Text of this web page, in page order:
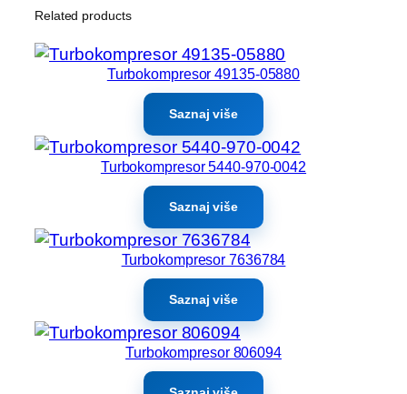
Related products
Turbokompresor 49135-05880
Saznaj više
Turbokompresor 5440-970-0042
Saznaj više
Turbokompresor 7636784
Saznaj više
Turbokompresor 806094